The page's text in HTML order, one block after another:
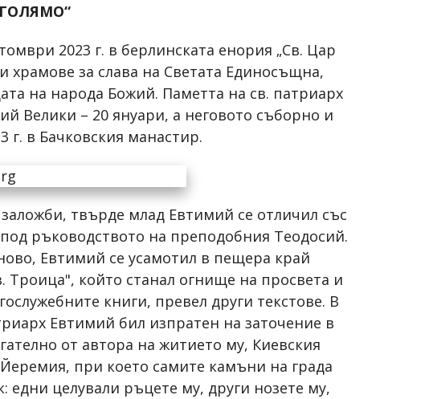
ГОЛЯМО“
2023 г. в берлинската енория „Св. Цар
храмове за слава на Светата Единосъщна,
на народа Божий. Паметта на св. патриарх
Велики – 20 януари, а неговото съборно и
в Бачковския манастир.
твърде млад Евтимий се отличил със
ръководството на преподобния Теодосий.
Евтимий се усамотил в пещера край
Троица", който станал огнище на просвета и
книги, превел други текстове. В
Евтимий бил изпратен на заточение в
от автора на житието му, Киевския
при което самите камъни на града
едни целували ръцете му, други нозете му,